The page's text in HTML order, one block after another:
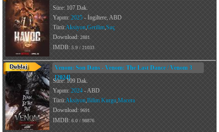
Süre: 107 Dak.
Yapım: 2025 - İngiltere, ABD
Türü:Aksiyon,Gerilim,Suç
Download: 2881
IMDB: 5.9 / 21033
Venom: Son Dans - Venom: The Last Dance / Venom 3
[2024]
Süre: 109 Dak.
Yapım: 2024 - ABD
Türü:Aksiyon,Bilim Kurgu,Macera
Download: 9691
IMDB: 6.0 / 98876